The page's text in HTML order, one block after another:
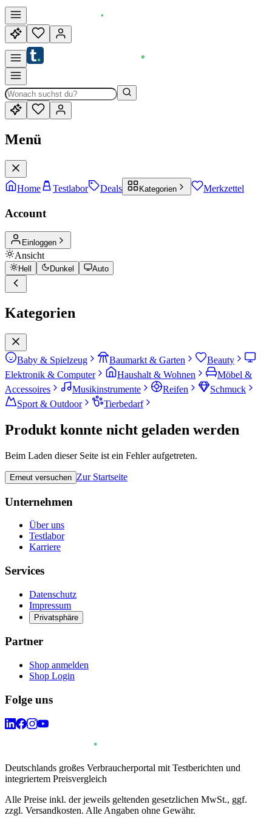
Menü
Home Testlabor Deals Kategorien Merkzettel
Account
Einloggen
Ansicht
Hell Dunkel Auto
Kategorien
Baby & Spielzeug Baumarkt & Garten
Beauty
Elektronik & Computer
Haushalt & Wohnen
Möbel &
Accessoires
Musikinstrumente Reifen
Schmuck
Sport & Outdoor
Tierbedarf
Produkt konnte nicht geladen werden
Beim Laden dieser Seite ist ein Fehler aufgetreten.
Erneut versuchen Zur Startseite
Unternehmen
Über uns
Testlabor
Karriere
Services
Datenschutz
Impressum
Privatsphäre
Partner
Shop anmelden
Shop Login
Folge uns
Deutschlands großes Verbraucherportal mit Testberichten und
integriertem Preisvergleich
Alle Preise inkl. der jeweils geltenden gesetzlichen MwSt., ggf.
zzgl. Versandkosten. Alle Angaben ohne Gewähr.